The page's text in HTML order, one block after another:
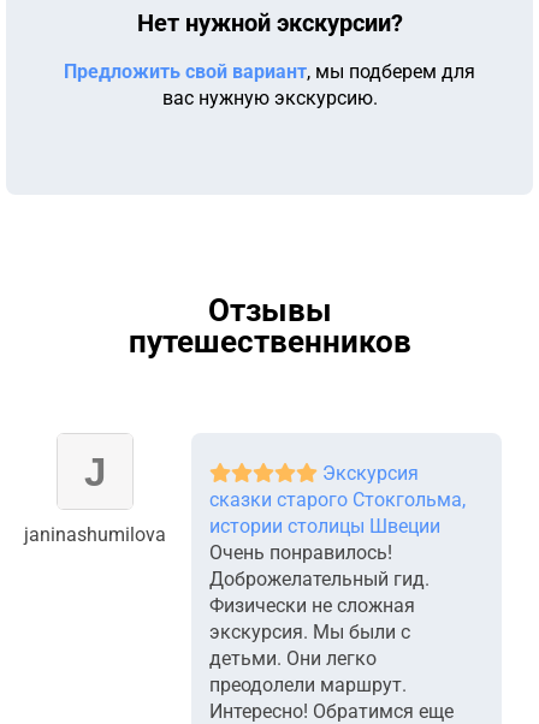
Нет нужной экскурсии?
Предложить свой вариант, мы подберем для
вас нужную экскурсию.
Отзывы
путешественников
janinashumilova
Экскурсия
сказки старого Стокгольма,
истории столицы Швеции
Очень понравилось!
Доброжелательный гид.
Физически не сложная
экскурсия. Мы были с
детьми. Они легко
преодолели маршрут.
Интересно! Обратимся еще